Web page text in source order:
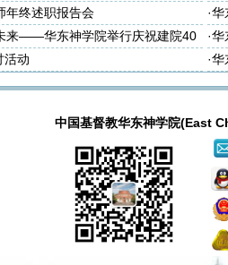
次
年终述职报告会 ·华
大
来——华东神学院举行庆祝建院40
·华
活动 ·华
中国基督教华东神学院(East